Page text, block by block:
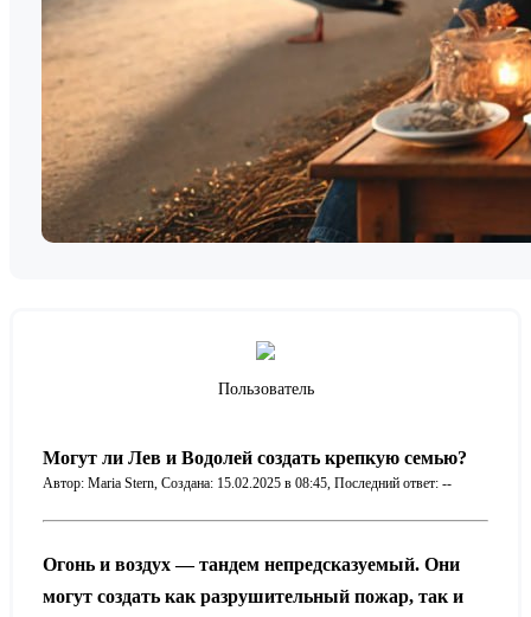
Пользователь
Могут ли Лев и Водолей создать крепкую семью?
Автор: Maria Stern, Создана: 15.02.2025 в 08:45, Последний ответ: --
Огонь и воздух — тандем непредсказуемый. Они
могут создать как разрушительный пожар, так и